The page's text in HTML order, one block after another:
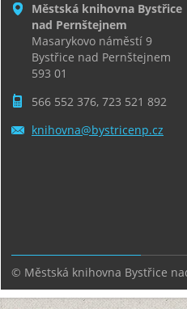
Městská knihovna Bystřice
nad Pernštejnem
Masarykovo náměstí 9
Bystřice nad Pernštejnem
593 01
566 552 376, 723 521 892
knihovna@bystricenp.cz
© Městská knihovna Bystřice